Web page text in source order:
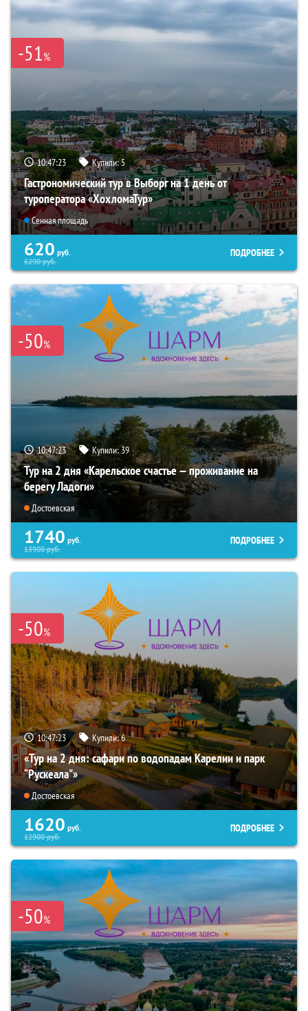
-51%
10:47:21 Купили:5
Гастрономический тур в Выборг на 1 день от
туроператора «ХохломаТур»
Сенная площадь
620 руб.
6290руб.
ПОДРОБНЕЕ
-50%
10:47:21 Купили:39
Тур на 2 дня «Карельское счастье — проживание на
берегу Ладоги»
Достоевская
1740 руб.
13900руб.
ПОДРОБНЕЕ
-50%
10:47:21 Купили:6
«Тур на 2 дня: сафари по водопадам Карелии и парк
“Рускеала"»
Достоевская
1620 руб.
12900руб.
ПОДРОБНЕЕ
-50%